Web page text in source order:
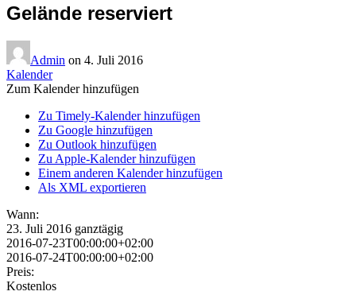
Gelände reserviert
Admin on 4. Juli 2016
Kalender
Zum Kalender hinzufügen
Zu Timely-Kalender hinzufügen
Zu Google hinzufügen
Zu Outlook hinzufügen
Zu Apple-Kalender hinzufügen
Einem anderen Kalender hinzufügen
Als XML exportieren
Wann:
23. Juli 2016 ganztägig
2016-07-23T00:00:00+02:00
2016-07-24T00:00:00+02:00
Preis:
Kostenlos